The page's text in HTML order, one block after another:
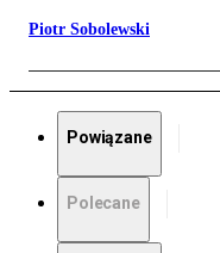
Piotr Sobolewski
Powiązane
Polecane